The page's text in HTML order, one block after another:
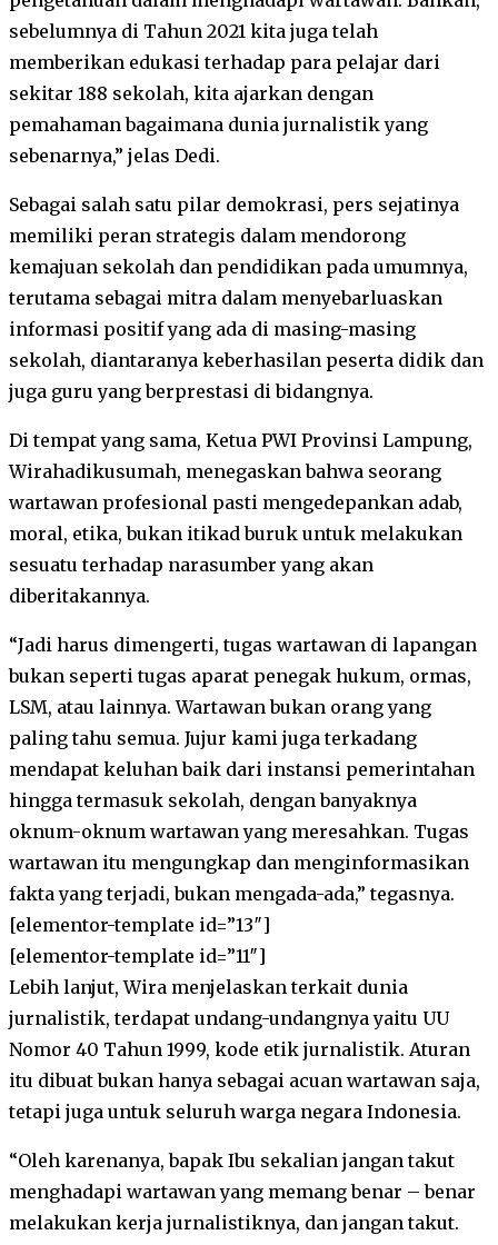
sebelumnya di Tahun 2021 kita juga telah
memberikan edukasi terhadap para pelajar dari
sekitar 188 sekolah, kita ajarkan dengan
pemahaman bagaimana dunia jurnalistik yang
sebenarnya,” jelas Dedi.
Sebagai salah satu pilar demokrasi, pers sejatinya
memiliki peran strategis dalam mendorong
kemajuan sekolah dan pendidikan pada umumnya,
terutama sebagai mitra dalam menyebarluaskan
informasi positif yang ada di masing-masing
sekolah, diantaranya keberhasilan peserta didik dan
juga guru yang berprestasi di bidangnya.
Di tempat yang sama, Ketua PWI Provinsi Lampung,
Wirahadikusumah, menegaskan bahwa seorang
wartawan profesional pasti mengedepankan adab,
moral, etika, bukan itikad buruk untuk melakukan
sesuatu terhadap narasumber yang akan
diberitakannya.
“Jadi harus dimengerti, tugas wartawan di lapangan
bukan seperti tugas aparat penegak hukum, ormas,
LSM, atau lainnya. Wartawan bukan orang yang
paling tahu semua. Jujur kami juga terkadang
mendapat keluhan baik dari instansi pemerintahan
hingga termasuk sekolah, dengan banyaknya
oknum-oknum wartawan yang meresahkan. Tugas
wartawan itu mengungkap dan menginformasikan
fakta yang terjadi, bukan mengada-ada,” tegasnya.
[elementor-template id=”13″]
[elementor-template id=”11″]
Lebih lanjut, Wira menjelaskan terkait dunia
jurnalistik, terdapat undang-undangnya yaitu UU
Nomor 40 Tahun 1999, kode etik jurnalistik. Aturan
itu dibuat bukan hanya sebagai acuan wartawan saja,
tetapi juga untuk seluruh warga negara Indonesia.
“Oleh karenanya, bapak Ibu sekalian jangan takut
menghadapi wartawan yang memang benar – benar
melakukan kerja jurnalistiknya, dan jangan takut.